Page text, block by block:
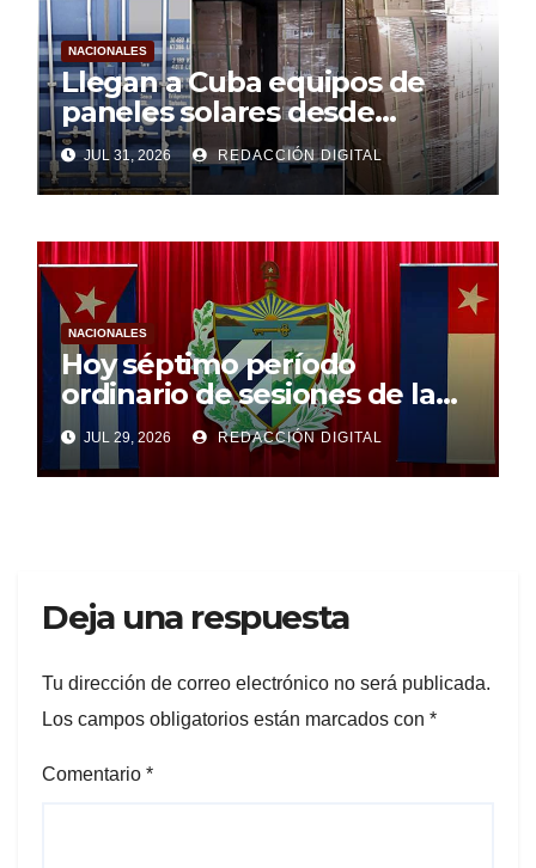
NACIONALES
Llegan a Cuba equipos de
paneles solares desde
Argentina
JUL 31, 2026 REDACCIÓN DIGITAL
NACIONALES
Hoy séptimo período
ordinario de sesiones de la
Asamblea Nacional
JUL 29, 2026 REDACCIÓN DIGITAL
Deja una respuesta
Tu dirección de correo electrónico no será publicada.
Los campos obligatorios están marcados con *
Comentario *